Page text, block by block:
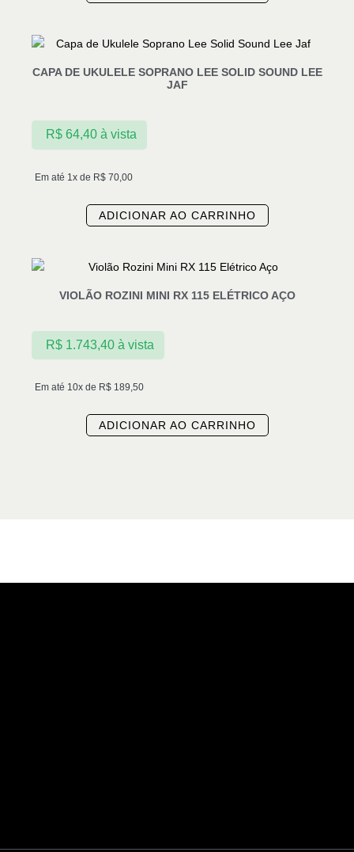
CAPA DE UKULELE SOPRANO LEE SOLID SOUND LEE
JAF
Em até 1x de R$ 70,00
R$64,40 à vista
ADICIONAR AO CARRINHO
VIOLÃO ROZINI MINI RX 115 ELÉTRICO AÇO
Em até 10x de R$ 189,50
R$1.743,40 à vista
ADICIONAR AO CARRINHO